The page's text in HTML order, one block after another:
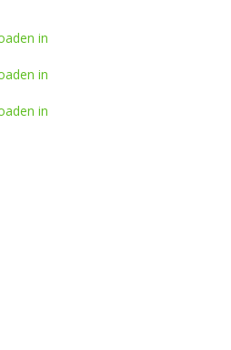
in
in
in